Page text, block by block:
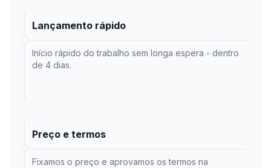
Lançamento rápido
Início rápido do trabalho sem longa espera - dentro
de 4 dias.
Preço e termos
Fixamos o preço e aprovamos os termos na